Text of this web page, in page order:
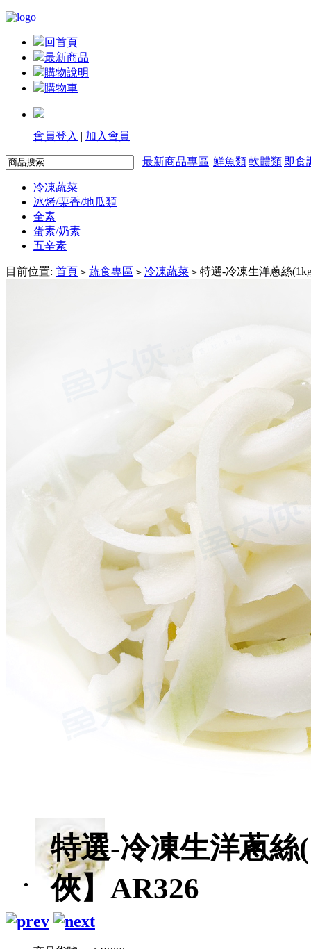
回首頁
最新商品
購物說明
購物車
會員登入 | 加入會員
最新商品專區 鮮魚類軟體類 即食
冷凍蔬菜
冰烤/栗香/地瓜類
全素
蛋素/奶素
五辛素
目前位置: 首頁 > 蔬食專區 > 冷凍蔬菜 > 特選-冷凍生洋蔥絲
特選-冷凍生洋蔥絲
俠】AR326